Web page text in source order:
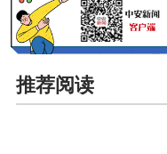
推荐阅读